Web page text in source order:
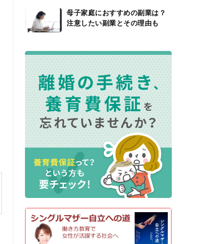
母子家庭におすすめの副業は？
注意したい副業とその理由も